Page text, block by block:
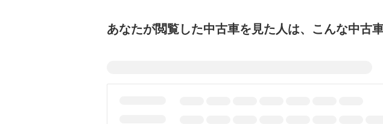
あなたが閲覧した中古車を見た人は、こんな中古